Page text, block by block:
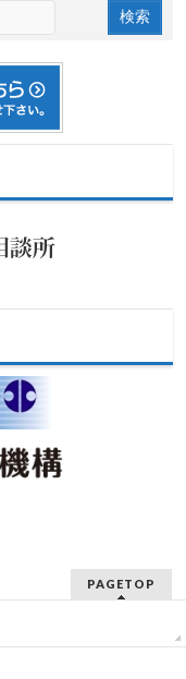
PAGETOP